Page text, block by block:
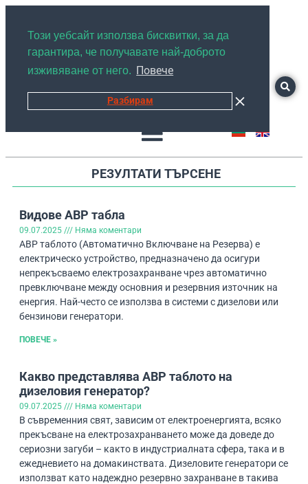
Този уебсайт използва бисквитки, за да
гарантира, че получавате най-доброто
изживяване от него.
Повече
Разбирам
РЕЗУЛТАТИ ТЪРСЕНЕ
Видове АВР табла
09.07.2025 Няма коментари
АВР таблото (Автоматично Включване на Резерва) е
електрическо устройство, предназначено да осигури
непрекъсваемо електрозахранване чрез автоматично
превключване между основния и резервния източник на
енергия. Най-често се използва в системи с дизелови или
бензинови генератори.
ПОВЕЧЕ »
Какво представлява АВР таблото на
дизеловия генератор?
09.07.2025 Няма коментари
В съвременния свят, зависим от електроенергията, всяко
прекъсване на електрозахранването може да доведе до
сериозни загуби – както в индустриалната сфера, така и в
ежедневието на домакинствата. Дизеловите генератори се
използват като надеждно резервно захранване в такива